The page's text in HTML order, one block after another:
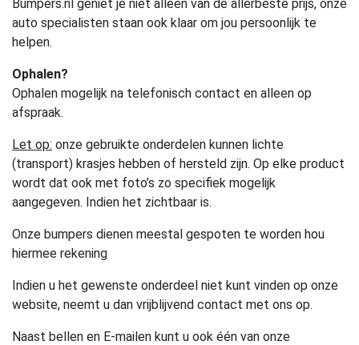
Bumpers.nl geniet je niet alleen van de allerbeste prijs, onze
auto specialisten staan ook klaar om jou persoonlijk te
helpen.
Ophalen?
Ophalen mogelijk na telefonisch contact en alleen op
afspraak.
Let op: onze gebruikte onderdelen kunnen lichte
(transport) krasjes hebben of hersteld zijn. Op elke product
wordt dat ook met foto’s zo specifiek mogelijk
aangegeven. Indien het zichtbaar is.
Onze bumpers dienen meestal gespoten te worden hou
hiermee rekening
Indien u het gewenste onderdeel niet kunt vinden op onze
website, neemt u dan vrijblijvend contact met ons op.
Naast bellen en E-mailen kunt u ook één van onze